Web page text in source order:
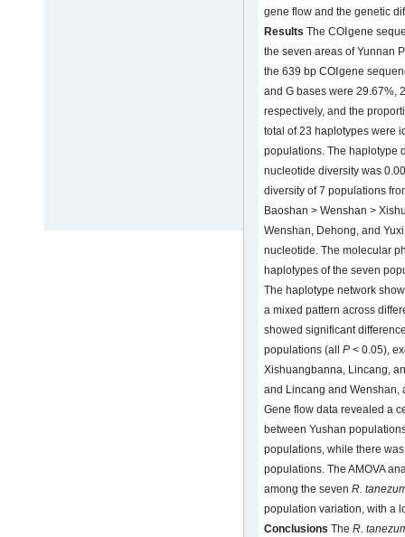
gene flow and the genetic
Results The COⅠgene
the seven areas of Yunnan
the 639 bp COⅠgene
and G bases were 29.67%,
respectively, and the
total of 23 haplotypes were
populations. The haplotype
nucleotide diversity was
diversity of 7 populations
Baoshan > Wenshan >
Wenshan, Dehong, and
nucleotide. The molecular
haplotypes of the seven
The haplotype network
a mixed pattern across
showed significant
populations (all P < 0.05),
Xishuangbanna, Lincang,
and Lincang and Wenshan,
Gene flow data revealed a
between Yushan
populations, while there
populations. The AMOVA
among the seven R.
population variation, with a
Conclusions The R.